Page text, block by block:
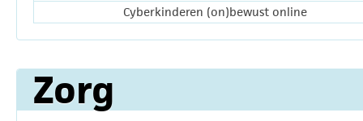
Cyberkinderen (on)bewust online
Zorg